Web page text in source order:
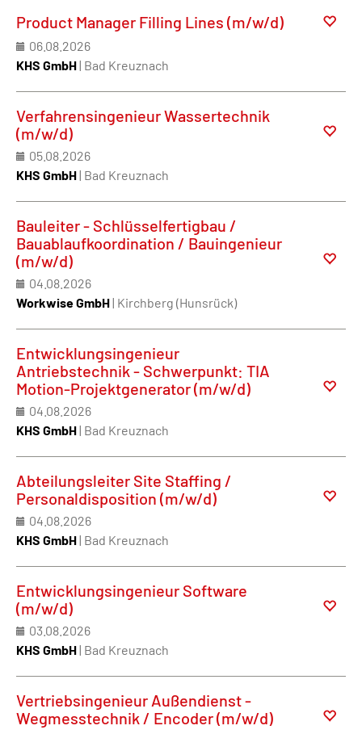
Product Manager Filling Lines (m/w/d)
06.08.2026
KHS GmbH| Bad Kreuznach
Verfahrensingenieur Wassertechnik
(m/w/d)
05.08.2026
KHS GmbH| Bad Kreuznach
Bauleiter - Schlüsselfertigbau /
Bauablaufkoordination / Bauingenieur
(m/w/d)
04.08.2026
Workwise GmbH| Kirchberg (Hunsrück)
Entwicklungsingenieur
Antriebstechnik - Schwerpunkt: TIA
Motion-Projektgenerator (m/w/d)
04.08.2026
KHS GmbH| Bad Kreuznach
Abteilungsleiter Site Staffing /
Personaldisposition (m/w/d)
04.08.2026
KHS GmbH| Bad Kreuznach
Entwicklungsingenieur Software
(m/w/d)
03.08.2026
KHS GmbH| Bad Kreuznach
Vertriebsingenieur Außendienst -
Wegmesstechnik / Encoder (m/w/d)